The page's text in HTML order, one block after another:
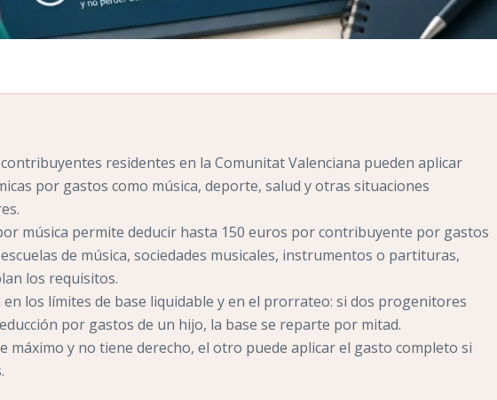
contribuyentes residentes en la Comunitat Valenciana pueden aplicar
por gastos como música, deporte, salud y otras situaciones
música permite deducir hasta 150 euros por contribuyente por gastos
de música, sociedades musicales, instrumentos o partituras,
los requisitos.
en los límites de base liquidable y en el prorrateo: si dos progenitores
por gastos de un hijo, la base se reparte por mitad.
máximo y no tiene derecho, el otro puede aplicar el gasto completo si